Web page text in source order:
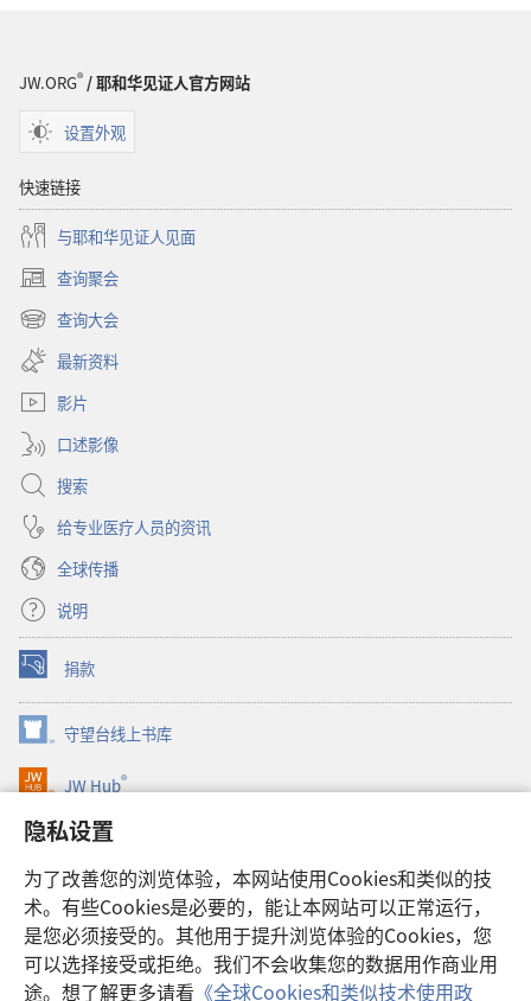
隐私设置
为了改善您的浏览体验，本网站使用Cookies和类似的技
术。有些Cookies是必要的，能让本网站可以正常运行，
是您必须接受的。其他用于提升浏览体验的Cookies，您
可以选择接受或拒绝。我们不会收集您的数据用作商业用
途。想了解更多请看 《全球Cookies和类似技术使用政
JW.ORG®/ 耶和华见证人官方网站
设置外观
快速链接
与耶和华见证人见面
查询聚会
（打
开
新
窗
口）
查询大会
（打
开
新
窗
最新资料
影片
口述影像
搜索
给专业医疗人员的资讯
全球传播
说明
捐款
（打
开
新
窗
口）
守望台线上书库
（打
开
新
口）
JW Hub®
（打
开
新
口）
JW Library®
Watchtower Library